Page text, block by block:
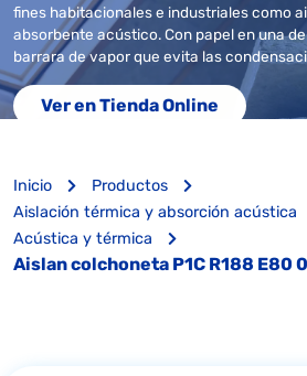
fines habitacionales e industriales como
absorbente acústico. Con papel en una
barrara de vapor que evita las
Ver en Tienda Online
Inicio
Productos
Aislación térmica y absorción acústica
Acústica y térmica
Aislan colchoneta P1C R188 E80